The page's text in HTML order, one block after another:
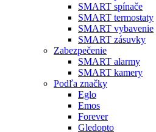
SMART spínače
SMART termostaty
SMART vybavenie
SMART zásuvky
Zabezpečenie
SMART alarmy
SMART kamery
Podľa značky
Eglo
Emos
Forever
Gledopto